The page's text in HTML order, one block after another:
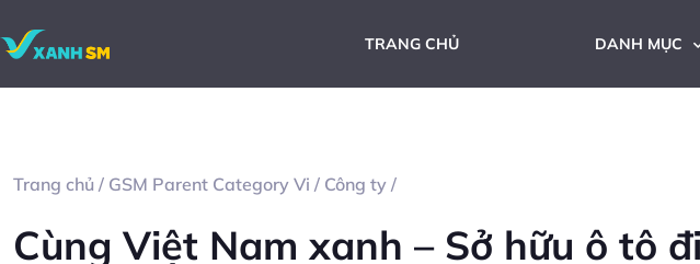
TRANG CHỦ DANH MỤC
Trang chủ / GSM Parent Category Vi / Công ty /
Cùng Việt Nam xanh – Sở hữu ô tô